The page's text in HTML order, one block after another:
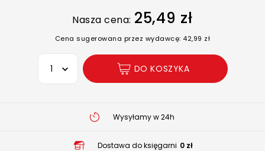
Nasza cena: 25,49 zł
Cena sugerowana przez wydawcę: 42,99 zł
Wybierz opcję
DO KOSZYKA
Wysyłamy w 24h
Dostawa do księgarni 0 zł